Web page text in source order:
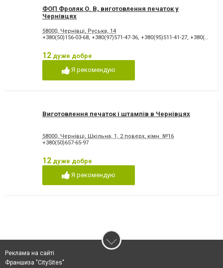
ФОП Фроляк О. В, виготовлення печаток у
Чернівцях
58000, Чернівці, Руська, 14
+380(50)156-03-68, +380(97)571-47-36, +380(95)511-41-27, +380(68)454-68-14
12 дуже добре
Я рекомендую
Виготовлення печаток і штампів в Чернівцях
58000, Чернівці, Шкільна, 1, 2 поверх, кімн. №16
+380(50)657-65-97
12 дуже добре
Я рекомендую
Реклама на сайті
Франшиза "CitySites"